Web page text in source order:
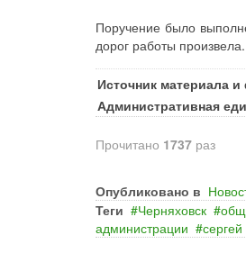
Поручение было
дорог работы
Источник материала
Административная
Прочитано 1737 раз
Опубликовано в
Теги
Черняховск
администрации